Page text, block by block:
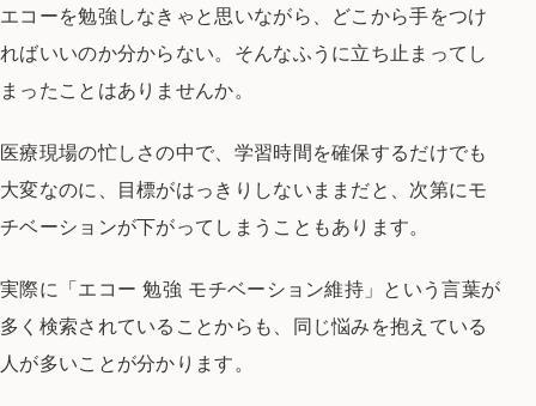
エコーを勉強しなきゃと思いながら、 どこから手をつけ
ればいいのか分からない。 そんなふうに立ち止まってし
まったことはありませんか。
医療現場の忙しさの中で、 学習時間を確保するだけでも
大変なのに、
目標がはっきりしないままだと、 次第にモ
チベーションが下がってしまうこともあります。
実際に 「エコー 勉強 モチベーション維持」 という言葉が
多く検索されていることからも、 同じ悩みを抱えている
人が多いことが分かります。